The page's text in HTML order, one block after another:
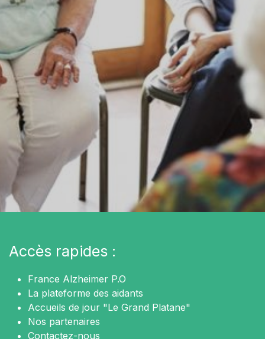
Accès rapides :
France Alzheimer P.O
La plateforme des aidants
Accueils de jour "Le Grand Platane"
Nos partenaires
Contactez-nous